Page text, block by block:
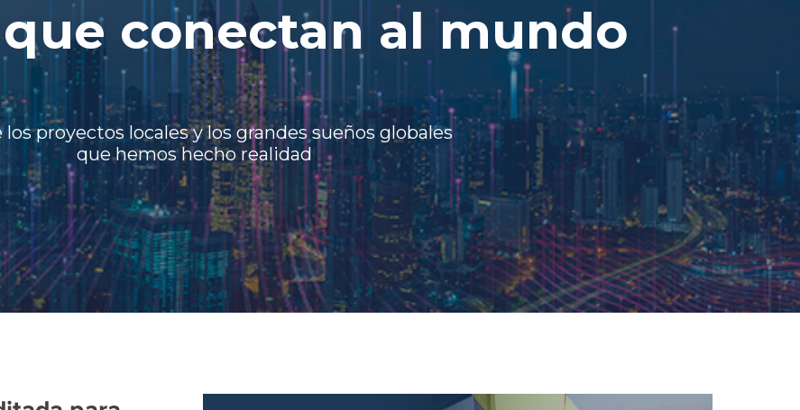
conectan al mundo
los proyectos locales y los grandes sueños globales
que hemos hecho realidad